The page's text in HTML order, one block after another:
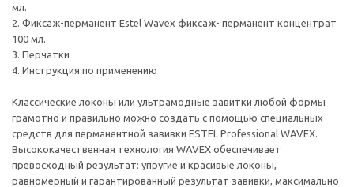
мл.
2. Фиксаж-перманент Estel Wavex фиксаж- перманент концентрат
100 мл.
3. Перчатки
4. Инструкция по применению
Классические локоны или ультрамодные завитки любой формы
грамотно и правильно можно создать с помощью специальных
средств для перманентной завивки ESTEL Professional WAVEX.
Высококачественная технология WAVEX обеспечивает
превосходный результат: упругие и красивые локоны,
равномерный и гарантированный результат завивки, максимально